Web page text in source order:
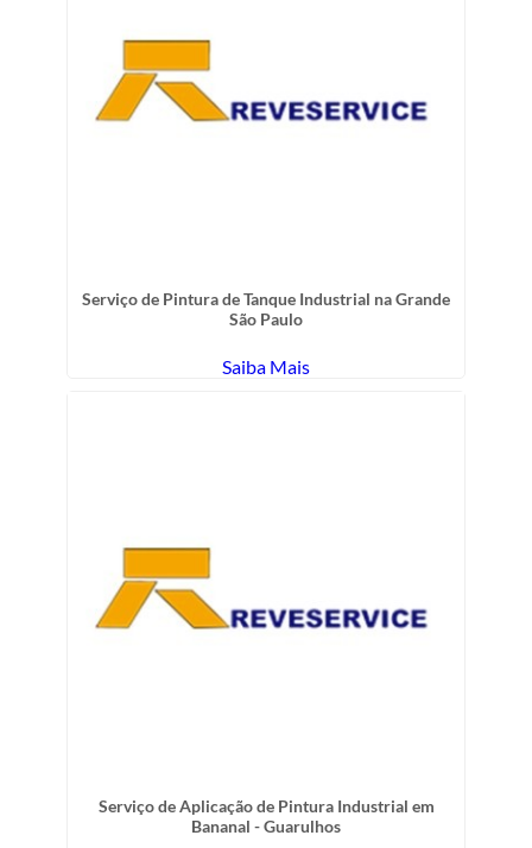
Serviço de Pintura de Tanque Industrial na Grande
São Paulo
Saiba Mais
Serviço de Aplicação de Pintura Industrial em
Bananal - Guarulhos